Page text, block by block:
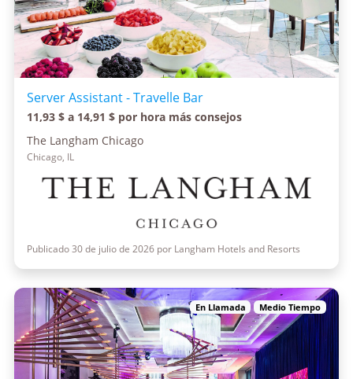
Server Assistant - Travelle Bar
11,93 $ a 14,91 $ por hora más consejos
The Langham Chicago
Chicago, IL
Publicado 30 de julio de 2026 por Langham Hotels and Resorts
En Llamada Medio Tiempo